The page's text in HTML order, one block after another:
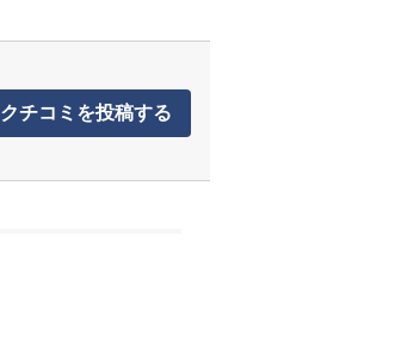
クチコミを投稿する